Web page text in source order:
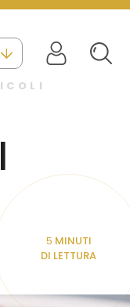
5 MINUTI
DI LETTURA